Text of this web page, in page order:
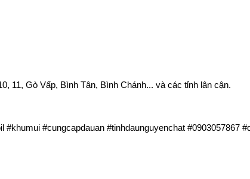
11, Gò Vấp, Bình Tân, Bình Chánh... và các tỉnh lân cận.
#khumui #cungcapdauan #tinhdaunguyenchat #0903057867